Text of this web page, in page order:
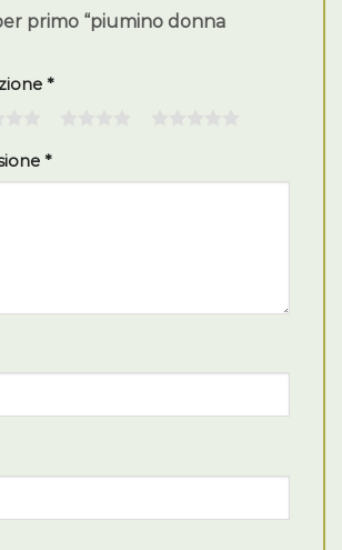
primo “piumino donna
*
*